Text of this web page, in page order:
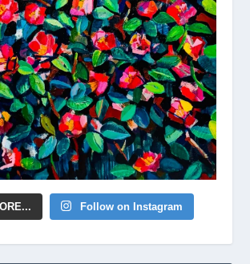
Follow on Instagram